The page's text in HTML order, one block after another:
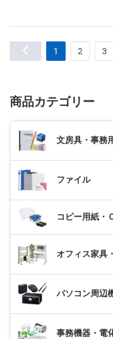
1 2 3
商品カテゴリー
文房具・事務
ファイル
コピー用紙・
オフィス家具
パソコン周辺
事務機器・電